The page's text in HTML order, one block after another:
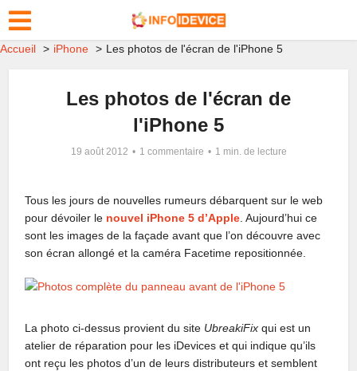
Accueil iPhone Les photos de l'écran de l'iPhone 5
Les photos de l'écran de
l'iPhone 5
19 août 2012 1 commentaire 1 min. de lecture
Tous les jours de nouvelles rumeurs débarquent sur le web
pour dévoiler le nouvel iPhone 5 d’Apple . Aujourd’hui ce
sont les images de la façade avant que l’on découvre avec
son écran allongé et la caméra Facetime repositionnée.
La photo ci-dessus provient du site UbreakiFix qui est un
atelier de réparation pour les iDevices et qui indique qu’ils
ont reçu les photos d’un de leurs distributeurs et semblent